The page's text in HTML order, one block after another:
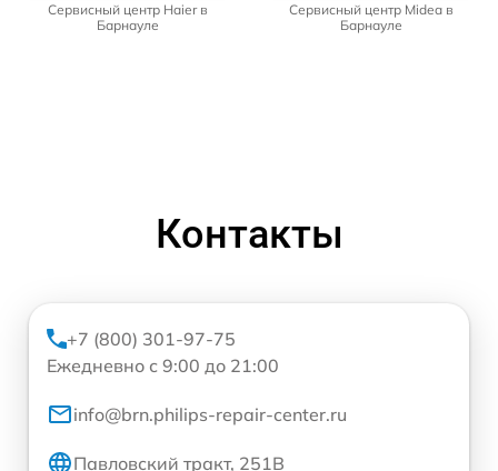
Сервисный центр Haier в
Барнауле
Сервисный центр Midea в
Барнауле
Контакты
+7 (800) 301-97-75
Ежедневно с 9:00 до 21:00
info@brn.philips-repair-center.ru
Павловский тракт, 251В